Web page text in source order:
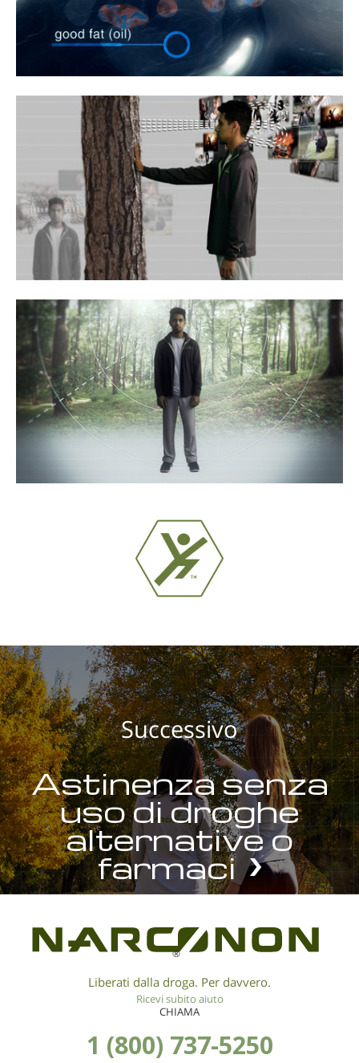
Successivo
Astinenza senza
uso di droghe
alternative o
farmaci
®
Liberati dalla droga. Per davvero.
Ricevi subito aiuto
CHIAMA
1 (800) 737-5250